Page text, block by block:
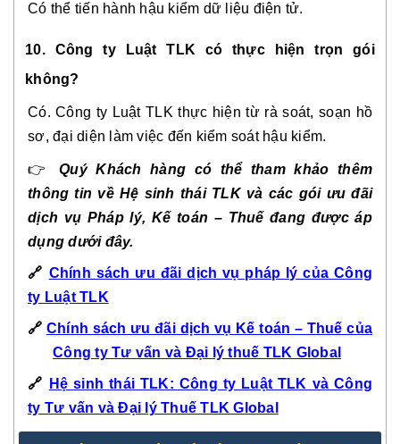
Có thể tiến hành hậu kiểm dữ liệu điện tử.
10. Công ty Luật TLK có thực hiện trọn gói
không?
Có. Công ty Luật TLK thực hiện từ rà soát, soạn hồ
sơ, đại diện làm việc đến kiểm soát hậu kiểm.
👉Quý Khách hàng có thể tham khảo thêm
thông tin về Hệ sinh thái TLK và các gói ưu đãi
dịch vụ Pháp lý, Kế toán – Thuế đang được áp
dụng dưới đây.
🔗 Chính sách ưu đãi dịch vụ pháp lý của Công
ty Luật TLK
🔗 Chính sách ưu đãi dịch vụ Kế toán – Thuế của
Công ty Tư vấn và Đại lý thuế TLK Global
🔗
Hệ sinh thái TLK: Công ty Luật TLK và Công
ty Tư vấn và Đại lý Thuế TLK Global